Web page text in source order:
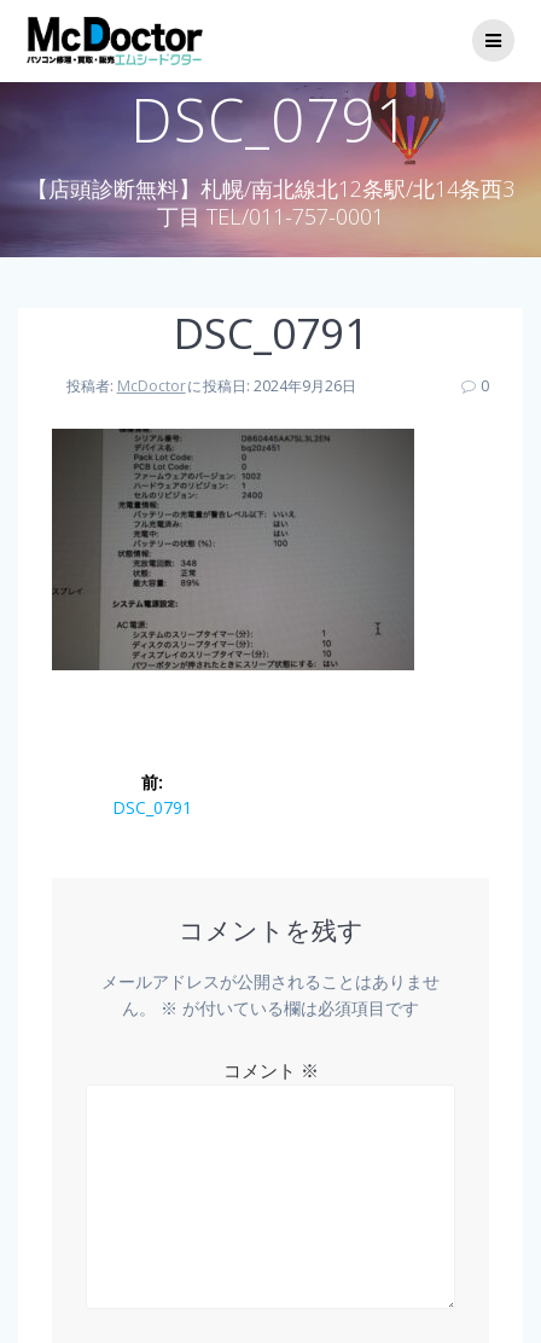
DSC_0791
【店頭診断無料】札幌/南北線北12条駅/北14条西3
丁目 TEL/011-757-0001
DSC_0791
投稿者: McDoctorに投稿日: 2024年9月26日 0
前:
DSC_0791
コメントを残す
メールアドレスが公開されることはありませ
ん。
※ が付いている欄は必須項目です
コメント ※